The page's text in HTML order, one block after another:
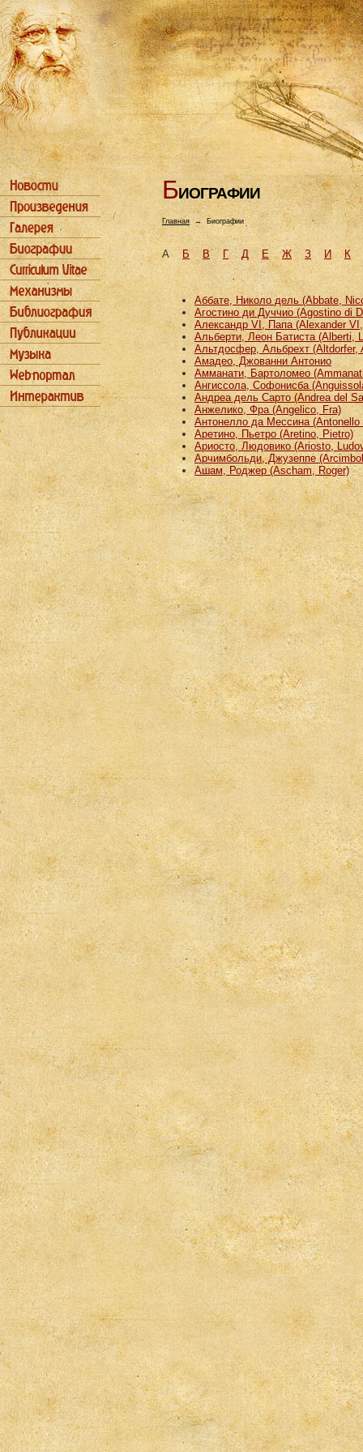
БИОГРАФИИ
Главная→ Биографии
АБ В Г Д Е Ж З И К
Аббате, Николо дель (Abbate,
Агостино ди Дуччио (Agostino di
Александр VI, Папа (Alexander
Альберти, Леон Батиста (Alberti,
Альтдосфер, Альбрехт (Altdorfer,
Амадео, Джованни Антонио
Амманати, Бартоломео
Ангиссола, Софонисба
Андреа дель Сарто (Andrea del
Анжелико, Фра (Angelico, Fra)
Антонелло да Мессина (Antonello
Аретино, Пьетро (Aretino, Pietro)
Ариосто, Людовико (Ariosto,
Арчимбольди, Джузеппе
Ашам, Роджер (Ascham, Roger)